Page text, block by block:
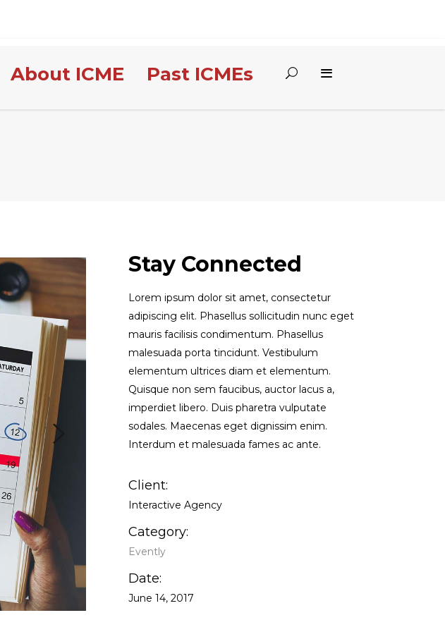
About ICME Past ICMEs
Stay Connected
Lorem ipsum dolor sit amet, consectetur
adipiscing elit. Phasellus sollicitudin nunc eget
mauris facilisis condimentum. Phasellus
malesuada porta tincidunt. Vestibulum
elementum ultrices diam et elementum.
Quisque non sem faucibus, auctor lacus a,
imperdiet libero. Duis pharetra vulputate
sodales. Maecenas eget dignissim enim.
Interdum et malesuada fames ac ante.
Client:
Interactive Agency
Category:
Evently
Date:
June 14, 2017